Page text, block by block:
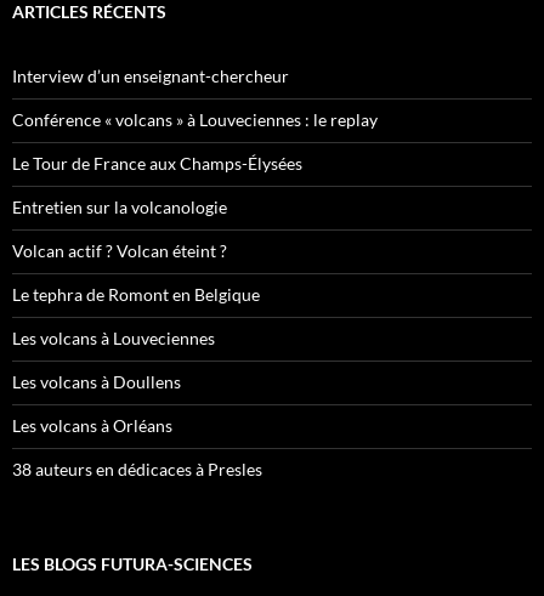
ARTICLES RÉCENTS
Interview d’un enseignant-chercheur
Conférence « volcans » à Louveciennes : le replay
Le Tour de France aux Champs-Élysées
Entretien sur la volcanologie
Volcan actif ? Volcan éteint ?
Le tephra de Romont en Belgique
Les volcans à Louveciennes
Les volcans à Doullens
Les volcans à Orléans
38 auteurs en dédicaces à Presles
LES BLOGS FUTURA-SCIENCES